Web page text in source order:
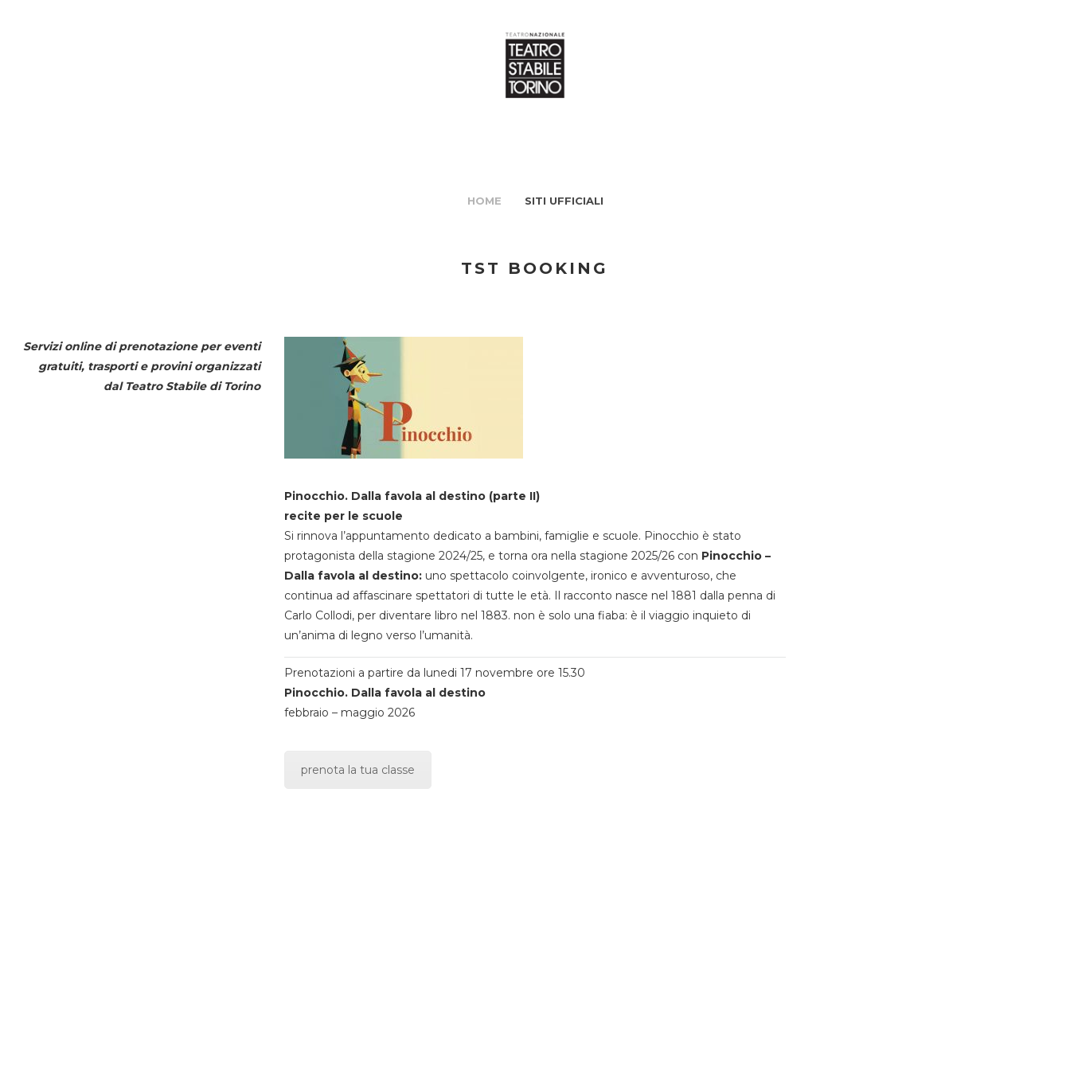
HOME SITI UFFICIALI
TST BOOKING
Servizi online di prenotazione per eventi
gratuiti, trasporti e provini organizzati
dal Teatro Stabile di Torino
Pinocchio. Dalla favola al destino (parte II)
recite per le scuole
Si rinnova l’appuntamento dedicato a bambini, famiglie e scuole. Pinocchio è stato
protagonista della stagione 2024/25, e torna ora nella stagione 2025/26 con Pinocchio –
Dalla favola al destino:uno spettacolo coinvolgente, ironico e avventuroso, che
continua ad affascinare spettatori di tutte le età. Il racconto nasce nel 1881 dalla penna di
Carlo Collodi, per diventare libro nel 1883. non è solo una fiaba: è il viaggio inquieto di
un’anima di legno verso l’umanità.
Prenotazioni a partire da lunedi 17 novembre ore 15.30
Pinocchio. Dalla favola al destino
febbraio – maggio 2026
prenota la tua classe